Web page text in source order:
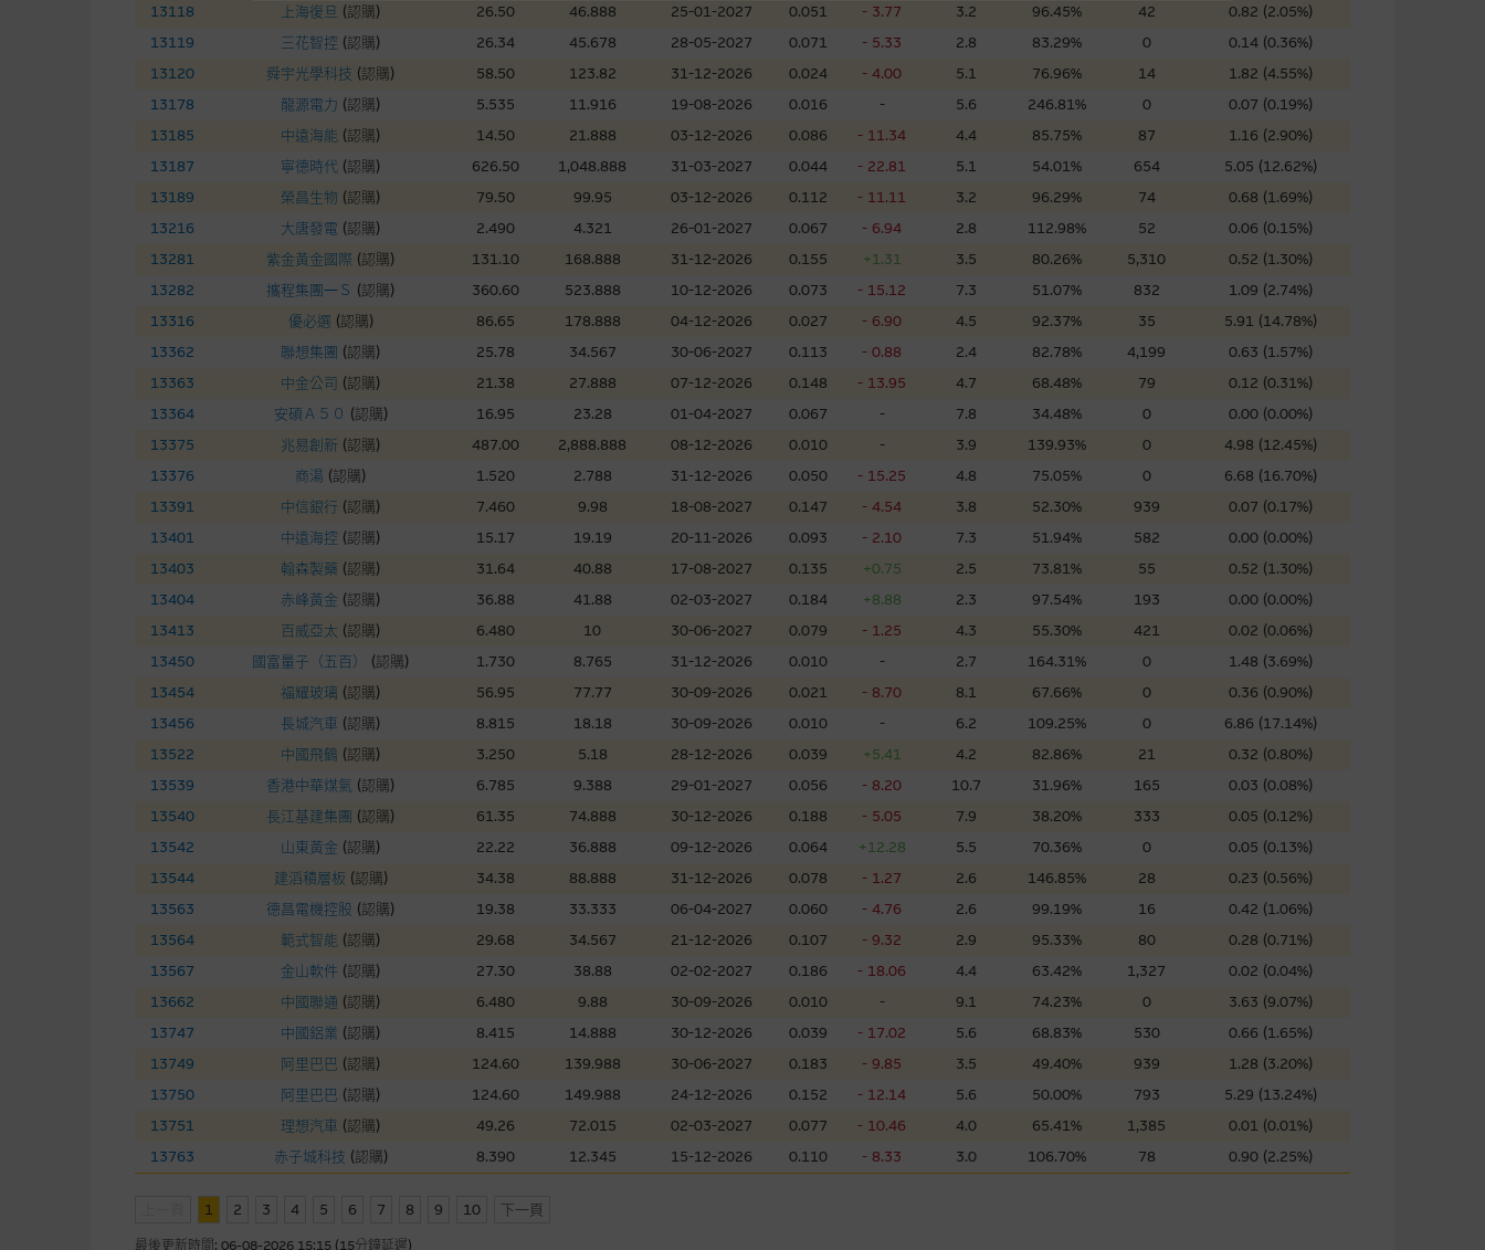
13118
上海復旦 (認購) 26.50 46.888 25-01-2027 0.051 - 3.77 3.2 96.45% 42
0.82 (2.05%)
13119
三花智控 (認購) 26.34 45.678 28-05-2027 0.071 - 5.33 2.8 83.29% 0
0.14 (0.36%)
13120
舜宇光學科技 (認購) 58.50 123.82 31-12-2026 0.024 - 4.00 5.1 76.96% 14
1.82 (4.55%)
13178
龍源電力 (認購) 5.535 11.916 19-08-2026 0.016 - 5.6 246.81% 0
0.07 (0.19%)
13185
中遠海能 (認購) 14.50 21.888 03-12-2026 0.086 - 11.34 4.4 85.75% 87
1.16 (2.90%)
13187
寧德時代 (認購) 626.50 1,048.888 31-03-2027 0.044 - 22.81 5.1 54.01% 654
5.05 (12.62%)
13189
榮昌生物 (認購) 79.50 99.95 03-12-2026 0.112 - 11.11 3.2 96.29% 74
0.68 (1.69%)
13216
大唐發電 (認購) 2.490 4.321 26-01-2027 0.067 - 6.94 2.8 112.98% 52
0.06 (0.15%)
13281
紫金黃金國際 (認購) 131.10 168.888 31-12-2026 0.155 +1.31 3.5 80.26% 5,310
0.52 (1.30%)
13282
攜程集團—Ｓ (認購) 360.60 523.888 10-12-2026 0.073 - 15.12 7.3 51.07% 832
1.09 (2.74%)
13316
優必選 (認購) 86.65 178.888 04-12-2026 0.027 - 6.90 4.5 92.37% 35
5.91 (14.78%)
13362
聯想集團 (認購) 25.78 34.567 30-06-2027 0.113 - 0.88 2.4 82.78% 4,199
0.63 (1.57%)
13363
中金公司 (認購) 21.38 27.888 07-12-2026 0.148 - 13.95 4.7 68.48% 79
0.12 (0.31%)
13364
安碩Ａ５０ (認購) 16.95 23.28 01-04-2027 0.067 - 7.8 34.48% 0
0.00 (0.00%)
13375
兆易創新 (認購) 487.00 2,888.888 08-12-2026 0.010 - 3.9 139.93% 0
4.98 (12.45%)
13376
商湯 (認購) 1.520 2.788 31-12-2026 0.050 - 15.25 4.8 75.05% 0
6.68 (16.70%)
13391
中信銀行 (認購) 7.460 9.98 18-08-2027 0.147 - 4.54 3.8 52.30% 939
0.07 (0.17%)
13401
中遠海控 (認購) 15.17 19.19 20-11-2026 0.093 - 2.10 7.3 51.94% 582
0.00 (0.00%)
13403
翰森製藥 (認購) 31.64 40.88 17-08-2027 0.135 +0.75 2.5 73.81% 55
0.52 (1.30%)
13404
赤峰黃金 (認購) 36.88 41.88 02-03-2027 0.184 +8.88 2.3 97.54% 193
0.00 (0.00%)
13413
百威亞太 (認購) 6.480 10 30-06-2027 0.079 - 1.25 4.3 55.30% 421
0.02 (0.06%)
13450
國富量子（五百） (認購) 1.730 8.765 31-12-2026 0.010 - 2.7 164.31% 0
1.48 (3.69%)
13454
福耀玻璃 (認購) 56.95 77.77 30-09-2026 0.021 - 8.70 8.1 67.66% 0
0.36 (0.90%)
13456
長城汽車 (認購) 8.815 18.18 30-09-2026 0.010 - 6.2 109.25% 0
6.86 (17.14%)
13522
中國飛鶴 (認購) 3.250 5.18 28-12-2026 0.039 +5.41 4.2 82.86% 21
0.32 (0.80%)
13539
香港中華煤氣 (認購) 6.785 9.388 29-01-2027 0.056 - 8.20 10.7 31.96% 165
0.03 (0.08%)
13540
長江基建集團 (認購) 61.35 74.888 30-12-2026 0.188 - 5.05 7.9 38.20% 333
0.05 (0.12%)
13542
山東黃金 (認購) 22.22 36.888 09-12-2026 0.064 +12.28 5.5 70.36% 0
0.05 (0.13%)
13544
建滔積層板 (認購) 34.38 88.888 31-12-2026 0.078 - 1.27 2.6 146.85% 28
0.23 (0.56%)
13563
德昌電機控股 (認購) 19.38 33.333 06-04-2027 0.060 - 4.76 2.6 99.19% 16
0.42 (1.06%)
13564
範式智能 (認購) 29.68 34.567 21-12-2026 0.107 - 9.32 2.9 95.33% 80
0.28 (0.71%)
13567
金山軟件 (認購) 27.30 38.88 02-02-2027 0.186 - 18.06 4.4 63.42% 1,327
0.02 (0.04%)
13662
中國聯通 (認購) 6.480 9.88 30-09-2026 0.010 - 9.1 74.23% 0
3.63 (9.07%)
13747
中國鋁業 (認購) 8.415 14.888 30-12-2026 0.039 - 17.02 5.6 68.83% 530
0.66 (1.65%)
13749
阿里巴巴 (認購) 124.60 139.988 30-06-2027 0.183 - 9.85 3.5 49.40% 939
1.28 (3.20%)
13750
阿里巴巴 (認購) 124.60 149.988 24-12-2026 0.152 - 12.14 5.6 50.00% 793
5.29 (13.24%)
13751
理想汽車 (認購) 49.26 72.015 02-03-2027 0.077 - 10.46 4.0 65.41% 1,385
0.01 (0.01%)
13763
赤子城科技 (認購) 8.390 12.345 15-12-2026 0.110 - 8.33 3.0 106.70% 78 0.90 (2.25%)
1 2 3 4 5 6 7 8 9 10 下一頁
最後更新時間: 06-08-2026 15:15 (15分鐘延遲)
予更改或刪除，而毋須作出通知。
任何指示價格報價、公開資料或分析是基於我們相信的假設及參數而預備的，不構成我們提出的意見。所用假設及參數並非唯一可以合理選擇到
績並不保證將來表現。網站內容來自我們在所示日期時認為可靠之來源，且均以真誠提供，然而，麥格理集團不作陳述，亦不保證網站內容在任
何用途上均完整、可靠、準確、合時或適合，亦不為資料的準確程度、完整性及合時性負上責任，除非這是有關適用的的法律及/或法規所規定。
網站內容不構成要約及徵求要約，或作為任何合約的根據，以購買或銷售任何證券、貸款或其他工具。網站內容由麥格理集團所準備的資料編製
而成，但不包括麥格理集團職員所知的資料。
在法律最大許可的情況下，麥格理集團及其任何相關公司或其董事、高層職員、僱員或代理人不作陳述，亦不保證網站內容，或任何與本網站相
連結的第三者網站，在任何用途方面均可靠、完整、合時及準確，對任何因任何形式(包括疏忽)由於網站內容的錯誤、失實、遺漏、或任何人士對
網站內容的依賴而導致的損失或損毀，亦一概不會承擔責任或債務。
與結構性產品有關的風險
結構性產品並無抵押品，如發行人無力償債或違約，投資者可能無法收回部份或全部應收款項。結構性產品價格可升可跌。過往表現並不反映未
來表現。產品的第二市場可能有限而麥格理資本股份有限公司可能是唯一報價方。閣下應閱讀載于 www.warrants.com.hk之上市文件以瞭解結構
性產品的詳情及自行評估箇中風險。如有需要，請徵詢獨立之專業意見。牛熊證備有強制贖回機制可能被提早終止，届時(i) N類牛熊證投資者會
網站連結
本網站或載有連接非由麥格理集團管理的網站的連結。此等連結純為方便閣下取得更多關於市場上相關產品及機構的資訊。麥格理集團對此等網
站的內容及所介紹的產品或服務，均無任何操控權，因此對此等網站的內容及所介紹服務或產品是否準確或合適，不作任何聲明。麥格理集團建
議閣下自行向本網站述及或連接的第三者查詢。此外，載有第三者網站的連結，不應視為該第三者推介本網站。
本網站雖連接第三者管理的網站，但麥格理集團並非授權網站瀏覽者複製此等網站的任何內容，因該等內容可能屬他人的知識產權。
經由本網站接觸到的軟件應用
部分可經本網站連結下載的軟件程式屬於第三者的產品。閣下使用此等屬於第三者的軟件，須自負全責。此等軟件的使用，可能受軟件持有人訂
出的使用條款約束。
在法律容許的所有範圍內，麥格理集團概不承擔經由本網站使用或下載任何軟件(不論是否屬於第三者)而引起的責任。麥格理集團並且對此等軟件
不作任何聲明，也不提供任何保證，特別是在法律容許的所有範圍內，概不負責經由本網站使用或下載任何軟件(不論是否屬於第三者)而出現電腦
病毒或任何其他後果所導致的任何損失(包括但不限於數據遺失、業務運作受干擾及盈利虧損)。
基本上市文件及補充上市文件
補充上市文件內。該等文件之英文版及中譯版見於本網站。
版權及商標